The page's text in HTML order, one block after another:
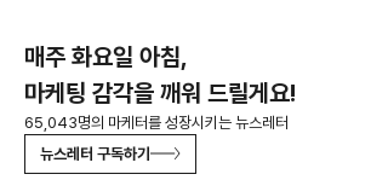
매주 화요일 아침,
마케팅 감각을 깨워 드릴게요!
65,043명의 마케터를 성장시키는 뉴스레터
뉴스레터 구독하기